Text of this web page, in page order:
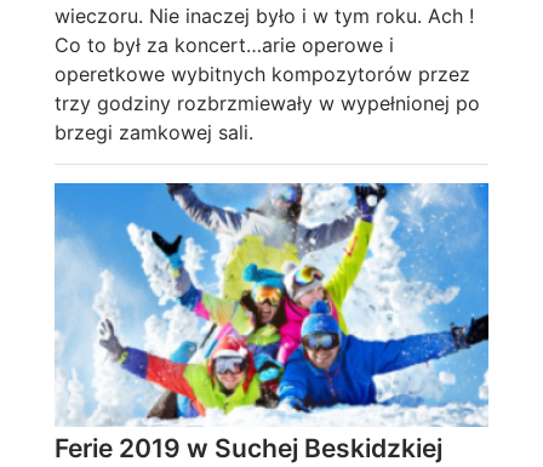
wieczoru. Nie inaczej było i w tym roku. Ach !
Co to był za koncert…arie operowe i
operetkowe wybitnych kompozytorów przez
trzy godziny rozbrzmiewały w wypełnionej po
brzegi zamkowej sali.
Ferie 2019 w Suchej Beskidzkiej